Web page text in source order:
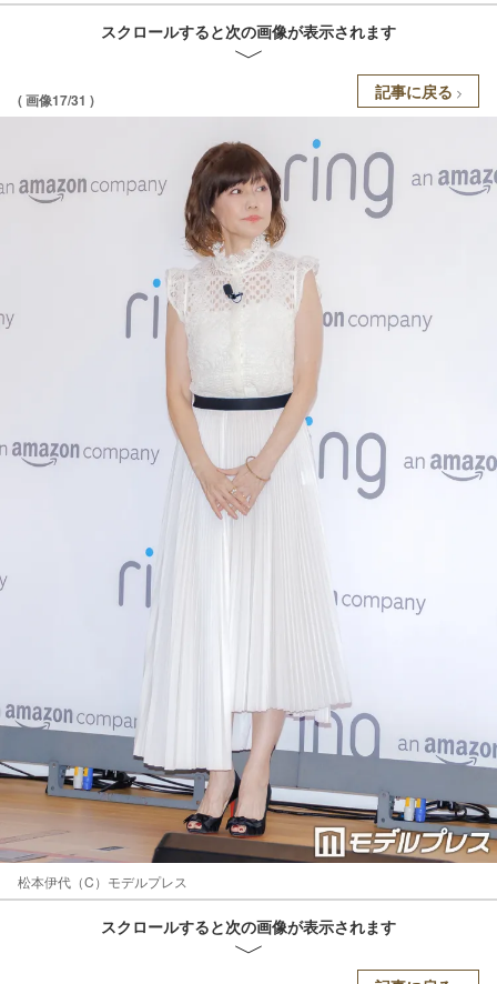
スクロールすると次の画像が表示されます
( 画像17/31 ) 記事に戻る
松本伊代（C）モデルプレス
スクロールすると次の画像が表示されます